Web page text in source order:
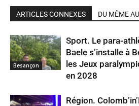
ARTICLES CONNEXES DU MÊME
Besançon
Sport. Le para-
Baele s’installe à
les Jeux
en 2028
Région.